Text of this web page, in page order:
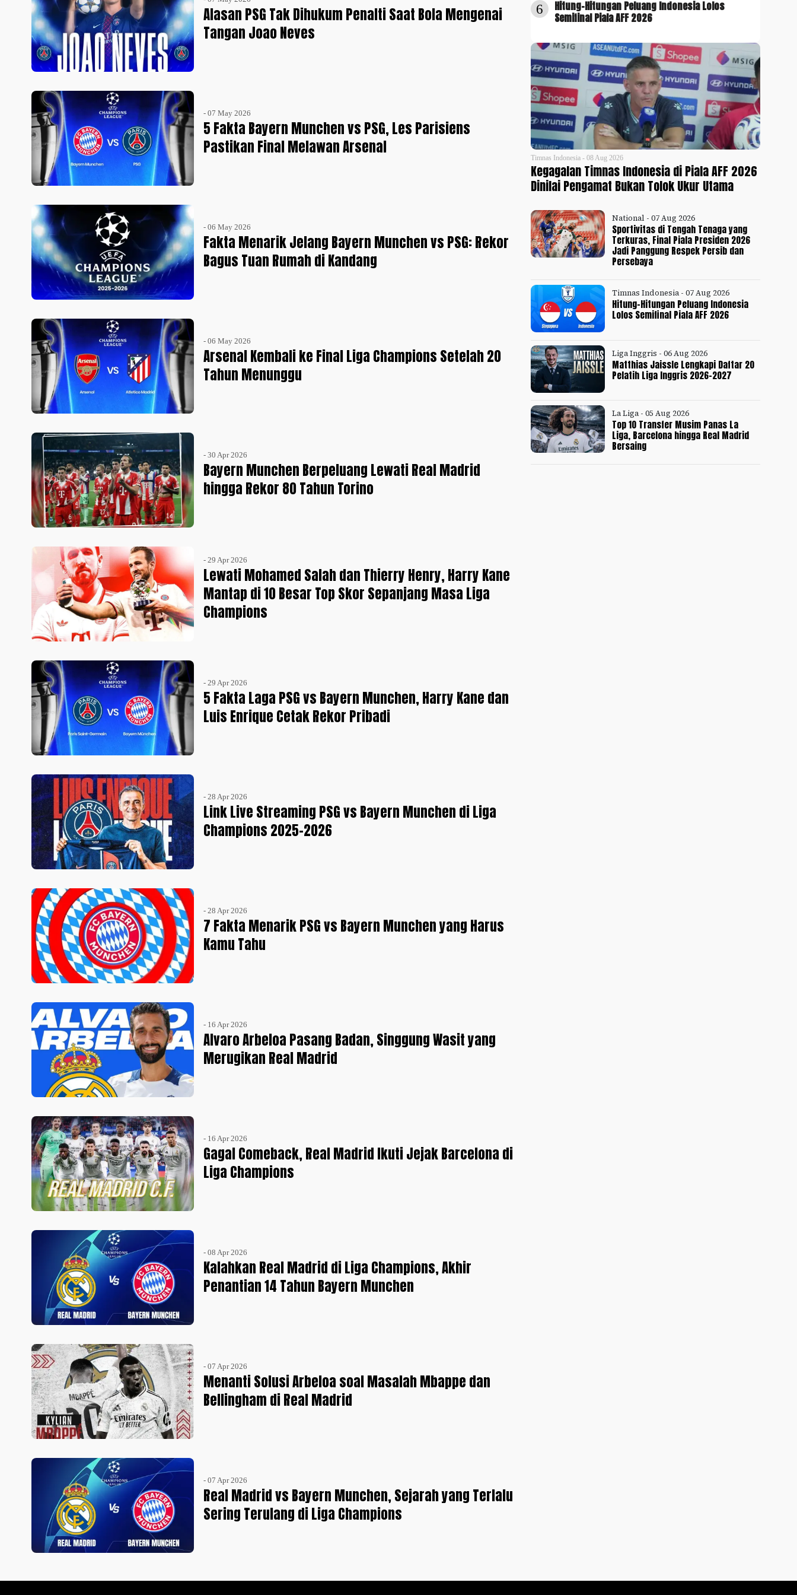
Alasan PSG Tak Dihukum Penalti Saat Bola Mengenai
Tangan Joao Neves
- 07 May 2026
5 Fakta Bayern Munchen vs PSG, Les Parisiens
Pastikan Final Melawan Arsenal
- 06 May 2026
Fakta Menarik Jelang Bayern Munchen vs PSG: Rekor
Bagus Tuan Rumah di Kandang
- 06 May 2026
Arsenal Kembali ke Final Liga Champions Setelah 20
Tahun Menunggu
- 30 Apr 2026
Bayern Munchen Berpeluang Lewati Real Madrid
hingga Rekor 80 Tahun Torino
- 29 Apr 2026
Lewati Mohamed Salah dan Thierry Henry, Harry Kane
Mantap di 10 Besar Top Skor Sepanjang Masa Liga
Champions
- 29 Apr 2026
5 Fakta Laga PSG vs Bayern Munchen, Harry Kane dan
Luis Enrique Cetak Rekor Pribadi
- 28 Apr 2026
Link Live Streaming PSG vs Bayern Munchen di Liga
Champions 2025-2026
- 28 Apr 2026
7 Fakta Menarik PSG vs Bayern Munchen yang Harus
Kamu Tahu
- 16 Apr 2026
Alvaro Arbeloa Pasang Badan, Singgung Wasit yang
Merugikan Real Madrid
- 16 Apr 2026
Gagal Comeback, Real Madrid Ikuti Jejak Barcelona di
Liga Champions
- 08 Apr 2026
Kalahkan Real Madrid di Liga Champions, Akhir
Penantian 14 Tahun Bayern Munchen
- 07 Apr 2026
Menanti Solusi Arbeloa soal Masalah Mbappe dan
Bellingham di Real Madrid
- 07 Apr 2026
Real Madrid vs Bayern Munchen, Sejarah yang Terlalu
Sering Terulang di Liga Champions
6
Hitung-Hitungan Peluang Indonesia Lolos
Semifinal Piala AFF 2026
Timnas Indonesia - 08 Aug 2026
Kegagalan Timnas Indonesia di Piala AFF 2026
Dinilai Pengamat Bukan Tolok Ukur Utama
National - 07 Aug 2026
Sportivitas di Tengah Tenaga yang
Terkuras, Final Piala Presiden 2026
Jadi Panggung Respek Persib dan
Persebaya
Timnas Indonesia - 07 Aug 2026
Hitung-Hitungan Peluang Indonesia
Lolos Semifinal Piala AFF 2026
Liga Inggris - 06 Aug 2026
Matthias Jaissle Lengkapi Daftar 20
Pelatih Liga Inggris 2026-2027
La Liga - 05 Aug 2026
Top 10 Transfer Musim Panas La
Liga, Barcelona hingga Real Madrid
Bersaing